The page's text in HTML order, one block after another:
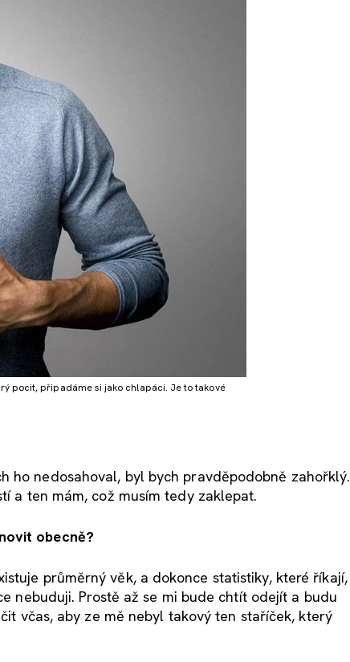
pocit, připadáme si jako chlapáci. Je to takové
ho nedosahoval, byl bych pravděpodobně zahořklý.
a ten mám, což musím tedy zaklepat.
obecně?
průměrný věk, a dokonce statistiky, které říkají,
nebuduji. Prostě až se mi bude chtít odejít a budu
včas, aby ze mě nebyl takový ten staříček, který